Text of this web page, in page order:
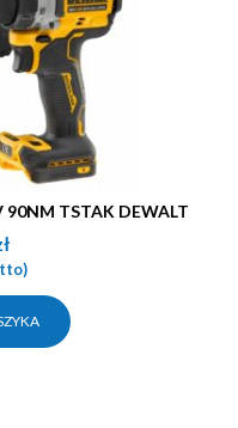
90NM TSTAK DEWALT